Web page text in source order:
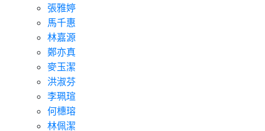
張雅婷
馬千惠
林嘉源
鄭亦真
麥玉潔
洪淑芬
李珮瑄
何橞瑢
林佩潔